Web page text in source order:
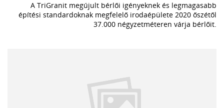
A TriGranit megújult bérlői igényeknek és legmagasabb
építési standardoknak megfelelő irodaépülete 2020 őszétől
37.000 négyzetméteren várja bérlőit.